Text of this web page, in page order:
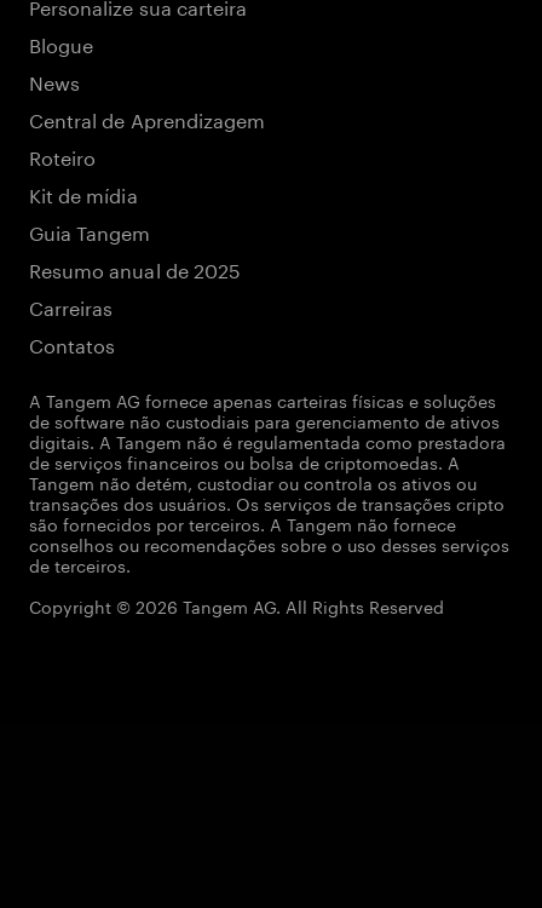
Blogue
News
Central de Aprendizagem
Roteiro
Kit de mídia
Guia Tangem
Resumo anual de 2025
Carreiras
Contatos
A Tangem AG fornece apenas carteiras físicas e soluções
de software não custodiais para gerenciamento de ativos
digitais. A Tangem não é regulamentada como prestadora
de serviços financeiros ou bolsa de criptomoedas. A
Tangem não detém, custodiar ou controla os ativos ou
transações dos usuários. Os serviços de transações cripto
são fornecidos por terceiros. A Tangem não fornece
conselhos ou recomendações sobre o uso desses serviços
de terceiros.